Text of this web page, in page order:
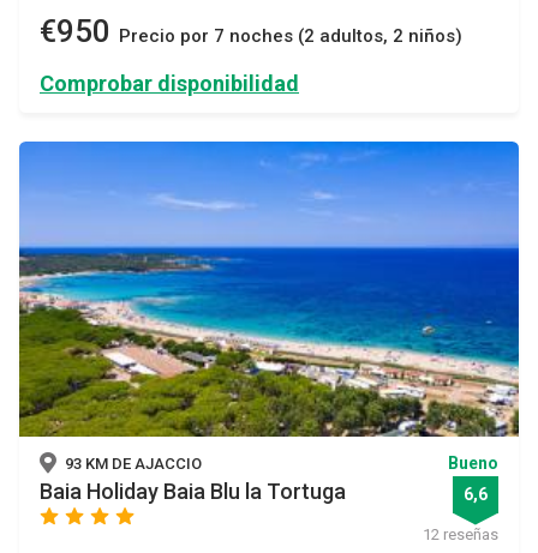
€950 Precio por 7 noches (2 adultos, 2 niños)
Comprobar disponibilidad
93 KM DE AJACCIO
Baia Holiday Baia Blu la Tortuga
star star star
Bueno
6,6
12 reseñas